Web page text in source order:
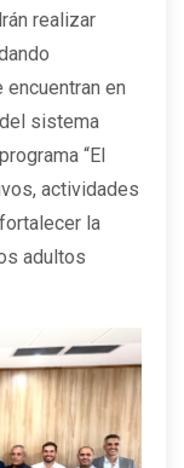
realizar
en
sistema
“El
actividades
la
adultos